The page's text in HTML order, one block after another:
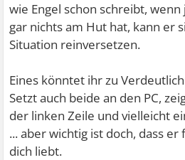
wie Engel schon schreibt,
gar nichts am Hut hat, kann er
Situation reinversetzen.
Eines könntet ihr zu
Setzt auch beide an den PC,
der linken Zeile und vielleicht
... aber wichtig ist doch, dass
dich liebt.